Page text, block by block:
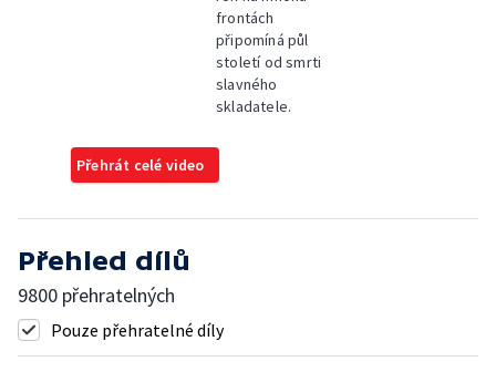
frontách
připomíná půl
století od smrti
slavného
skladatele.
Přehrát celé video
Přehled dílů
9800 přehratelných
Pouze přehratelné díly